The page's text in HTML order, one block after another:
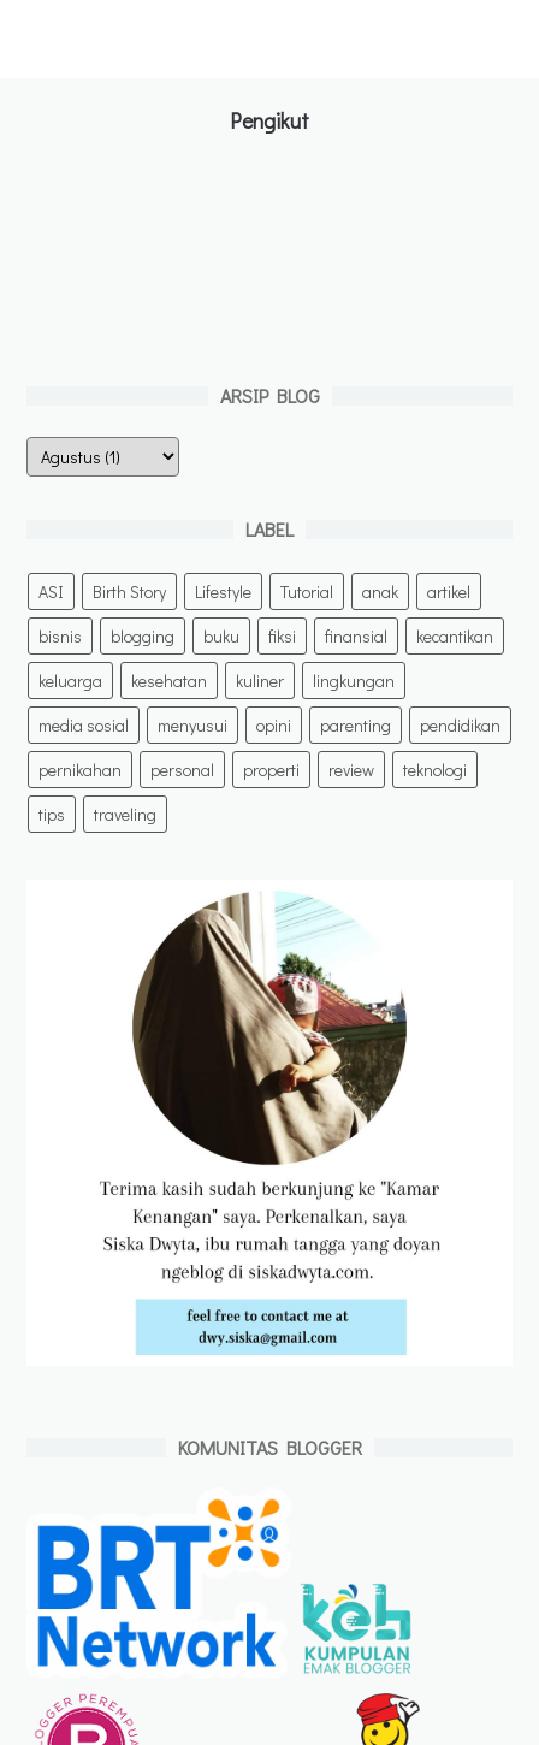
Pengikut
ARSIP BLOG
LABEL
ASI Birth Story Lifestyle Tutorial anak
artikel
bisnis
blogging buku fiksi finansial
kecantikan
keluarga
kesehatan kuliner
lingkungan
media sosial
menyusui opini parenting
pendidikan
pernikahan
personal properti review
teknologi
tips
traveling
KOMUNITAS BLOGGER